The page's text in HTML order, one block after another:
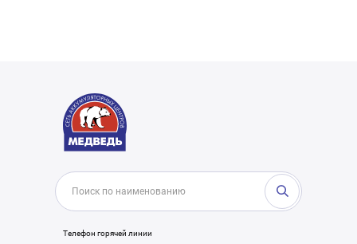
Телефон горячей линии